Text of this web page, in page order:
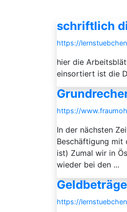
schriftlich
https://
hier die
einsortiert ist die
https://
In der nächsten
Beschäftigung mit
ist) Zumal wir in
wieder bei den ...
https://